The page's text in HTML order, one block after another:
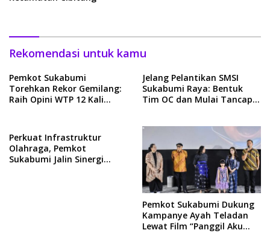
Rekomendasi untuk kamu
Pemkot Sukabumi
Torehkan Rekor Gemilang:
Raih Opini WTP 12 Kali
Jelang Pelantikan SMSI
Sukabumi Raya: Bentuk
Tim OC dan Mulai Tancap
Perkuat Infrastruktur
Olahraga, Pemkot
Sukabumi Jalin Sinergi
Pemkot Sukabumi Dukung
Kampanye Ayah Teladan
Lewat Film “Panggil Aku